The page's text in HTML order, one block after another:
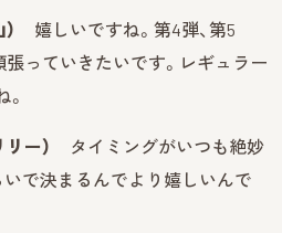
嬉しいですね。第4弾、第5
っていきたいです。レギュラー
ー）
タイミングがいつも絶妙
いで決まるんでより嬉しいんで